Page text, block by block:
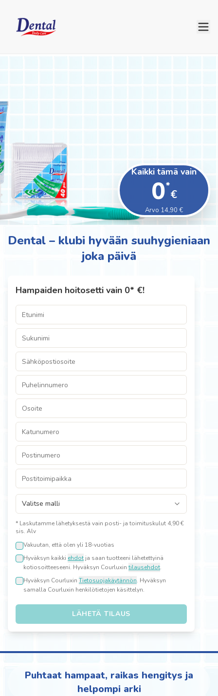
Kaikki tämä vain
0*
€
Arvo 14,90 €
Dental – klubi hyvään suuhygieniaan
joka päivä
Hampaiden hoitosetti vain 0* €!
* Laskutamme lähetyksestä vain posti- ja toimituskulut 4,90 €
sis. Alv
Vakuutan, että olen yli 18-vuotias
Hyväksyn kaikki ehdot ja saan tuotteeni lähetettyinä
kotiosoitteeseeni. Hyväksyn Courluxin tilausehdot.
Hyväksyn Courluxin Tietosuojakäytännön. Hyväksyn
samalla Courluxin henkilötietojen käsittelyn.
LÄHETÄ TILAUS
Puhtaat hampaat, raikas hengitys ja
helpompi arki